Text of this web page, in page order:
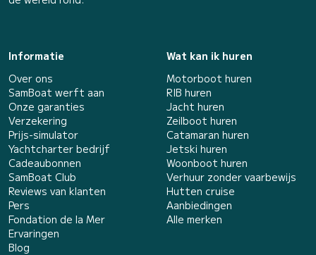
Informatie
Over ons
SamBoat werft aan
Onze garanties
Verzekering
Prijs-simulator
Yachtcharter bedrijf
Cadeaubonnen
SamBoat Club
Reviews van klanten
Pers
Fondation de la Mer
Ervaringen
Blog
Wat kan ik huren
Motorboot huren
RIB huren
Jacht huren
Zeilboot huren
Catamaran huren
Jetski huren
Woonboot huren
Verhuur zonder vaarbewijs
Hutten cruise
Aanbiedingen
Alle merken